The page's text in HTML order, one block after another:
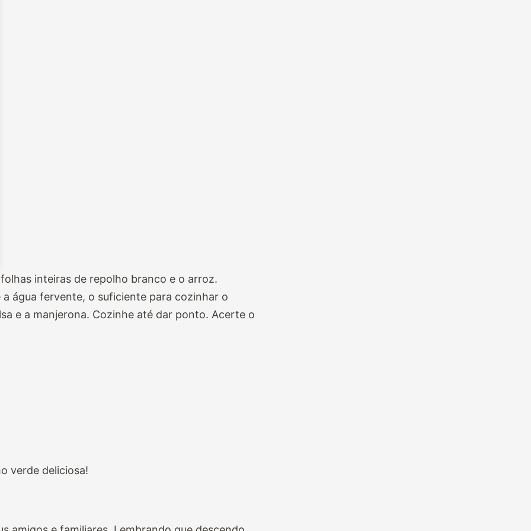
inteiras de repolho branco e o arroz.
água fervente, o suficiente para cozinhar o
e a manjerona. Cozinhe até dar ponto. Acerte o
verde deliciosa!